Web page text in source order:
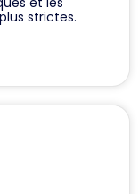
strictes.